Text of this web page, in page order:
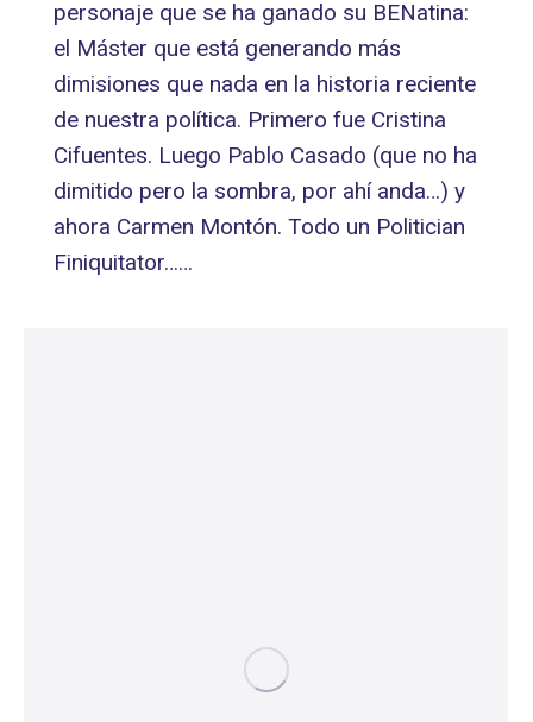
personaje que se ha ganado su BENatina:
el Máster que está generando más
dimisiones que nada en la historia reciente
de nuestra política. Primero fue Cristina
Cifuentes. Luego Pablo Casado (que no ha
dimitido pero la sombra, por ahí anda…) y
ahora Carmen Montón. Todo un Politician
Finiquitator……